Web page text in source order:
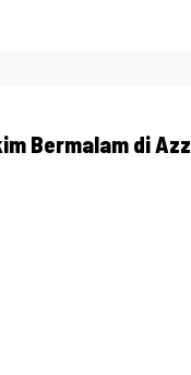
Bermalam di